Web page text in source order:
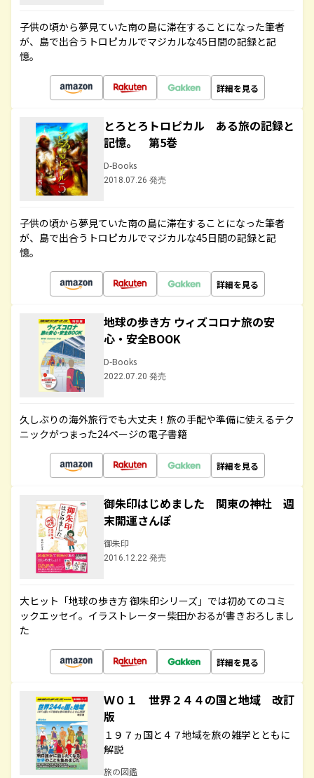
子供の頃から夢見ていた南の島に滞在することになった筆者
が、島で出合うトロピカルでマジカルな45日間の記録と記
憶。
詳細を見る
とろとろトロピカル ある旅の記録と
記憶。 第5巻
D-Books
2018.07.26 発売
子供の頃から夢見ていた南の島に滞在することになった筆者
が、島で出合うトロピカルでマジカルな45日間の記録と記
憶。
詳細を見る
地球の歩き方 ウィズコロナ旅の安
心・安全BOOK
D-Books
2022.07.20 発売
久しぶりの海外旅行でも大丈夫！旅の手配や準備に使えるテク
ニックがつまった24ページの電子書籍
詳細を見る
御朱印はじめました 関東の神社 週
末開運さんぽ
御朱印
2016.12.22 発売
大ヒット「地球の歩き方 御朱印シリーズ」では初めてのコミ
ックエッセイ。イラストレーター柴田かおるが書きおろしまし
た
詳細を見る
Ｗ０１ 世界２４４の国と地域 改訂
版
１９７ヵ国と４７地域を旅の雑学とともに
解説
旅の図鑑